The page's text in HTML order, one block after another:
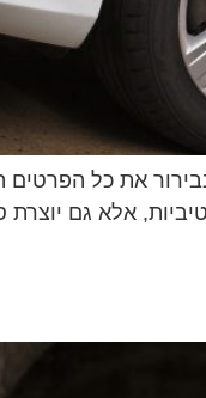
את כל
אלא גם